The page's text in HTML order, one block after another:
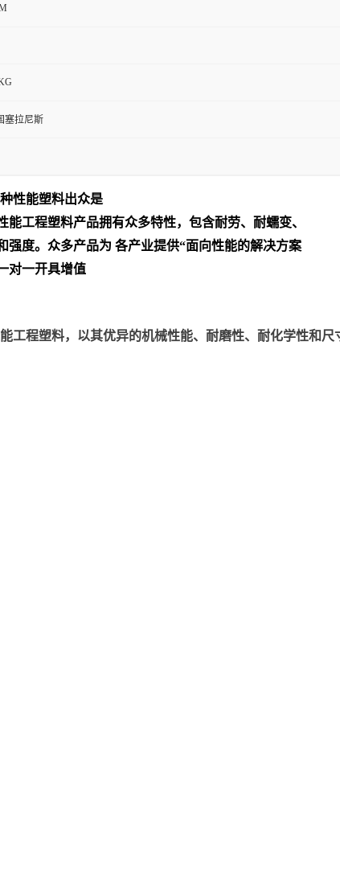
塞拉尼斯
性能塑料出众是
工程塑料产品拥有众多特性，包含耐劳、耐蠕变、
度。众多产品为 各产业提供“面向性能的解决方案
对一开具增值
工程塑料，以其优异的机械性能、耐磨性、耐化学性和